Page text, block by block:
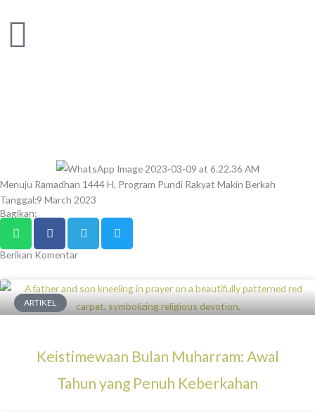
content
Menuju Ramadhan 1444 H, Program Pundi Rakyat Makin Berkah
Tanggal:9 March 2023
Bagikan:
Berikan Komentar
ARTIKEL
Keistimewaan Bulan Muharram: Awal
Tahun yang Penuh Keberkahan